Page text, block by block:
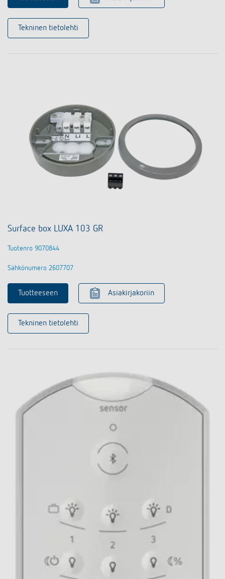
Tekninen tietolehti
Surface box LUXA 103 GR
Tuotenro 9070844
Sähkönumero 2607707
Tuotteeseen Asiakirjakoriin
Tekninen tietolehti